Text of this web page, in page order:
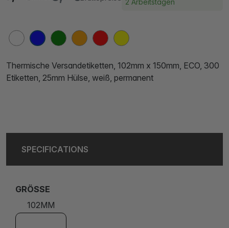
2 Arbeitstagen
Thermische Versandetiketten, 102mm x 150mm, ECO, 300
Etiketten, 25mm Hülse, weiß, permanent
SPECIFICATIONS
GRÖSSE
102MM